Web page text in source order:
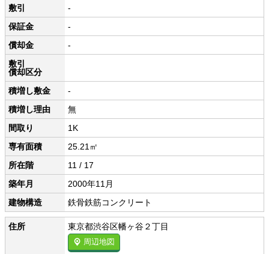
敷引
-
保証金
-
償却金
-
敷引
償却区分
積増し敷金
-
積増し理由
無
間取り
1K
専有面積
25.21㎡
所在階
11 / 17
築年月
2000年11月
建物構造
鉄骨鉄筋コンクリート
住所 東京都渋谷区幡ヶ谷２丁目
周辺地図